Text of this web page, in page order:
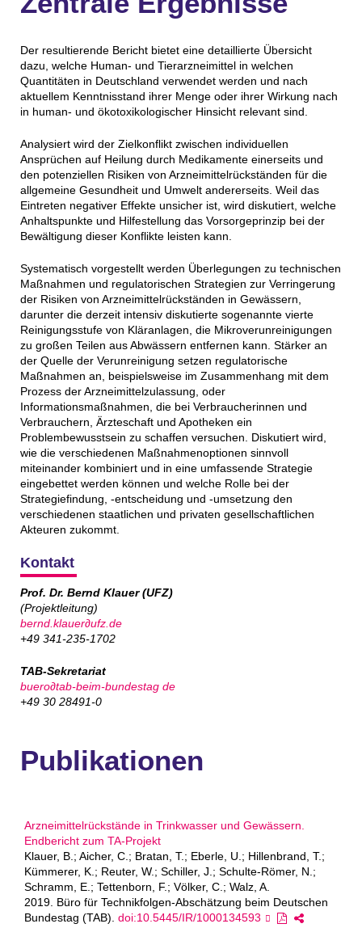
Der resultierende Bericht bietet eine detaillierte Übersicht
dazu, welche Human- und Tierarzneimittel in welchen
Quantitäten in Deutschland verwendet werden und nach
aktuellem Kenntnisstand ihrer Menge oder ihrer Wirkung nach
in human- und ökotoxikologischer Hinsicht relevant sind.
Analysiert wird der Zielkonflikt zwischen individuellen
Ansprüchen auf Heilung durch Medikamente einerseits und
den potenziellen Risiken von Arzneimittelrückständen für die
allgemeine Gesundheit und Umwelt andererseits. Weil das
Eintreten negativer Effekte unsicher ist, wird diskutiert, welche
Anhaltspunkte und Hilfestellung das Vorsorgeprinzip bei der
Bewältigung dieser Konflikte leisten kann.
Systematisch vorgestellt werden Überlegungen zu technischen
Maßnahmen und regulatorischen Strategien zur Verringerung
der Risiken von Arzneimittelrückständen in Gewässern,
darunter die derzeit intensiv diskutierte sogenannte vierte
Reinigungsstufe von Kläranlagen, die Mikroverunreinigungen
zu großen Teilen aus Abwässern entfernen kann. Stärker an
der Quelle der Verunreinigung setzen regulatorische
Maßnahmen an, beispielsweise im Zusammenhang mit dem
Prozess der Arzneimittelzulassung, oder
Informationsmaßnahmen, die bei Verbraucherinnen und
Verbrauchern, Ärzteschaft und Apotheken ein
Problembewusstsein zu schaffen versuchen. Diskutiert wird,
wie die verschiedenen Maßnahmenoptionen sinnvoll
miteinander kombiniert und in eine umfassende Strategie
eingebettet werden können und welche Rolle bei der
Strategiefindung, -entscheidung und -umsetzung den
verschiedenen staatlichen und privaten gesellschaftlichen
Akteuren zukommt.
Kontakt
Prof. Dr. Bernd Klauer (UFZ)
(Projektleitung)
bernd.klauer∂ufz.de
+49 341-235-1702
TAB-Sekretariat
buero∂tab-beim-bundestag de
+49 30 28491-0
Publikationen
Arzneimittelrückstände in Trinkwasser und Gewässern.
Endbericht zum TA-Projekt
Klauer, B.; Aicher, C.; Bratan, T.; Eberle, U.; Hillenbrand, T.;
Kümmerer, K.; Reuter, W.; Schiller, J.; Schulte-Römer, N.;
Schramm, E.; Tettenborn, F.; Völker, C.; Walz, A.
2019. Büro für Technikfolgen-Abschätzung beim Deutschen
Bundestag (TAB). doi:10.5445/IR/1000134593